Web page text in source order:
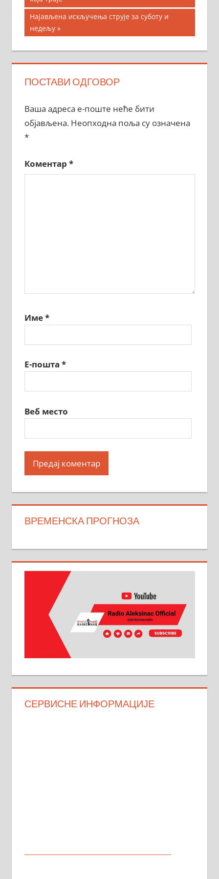
чланка
Next
Post:
Најављена искључења струје за суботу и
недељу
ПОСТАВИ ОДГОВОР
Ваша адреса е-поште неће бити
објављена. Неопходна поља су означена
*
Коментар *
Име*
Е-пошта *
Веб место
ВРЕМЕНСКА ПРОГНОЗА
СЕРВИСНЕ ИНФОРМАЦИЈЕ
МАЛИ ОГЛАСИ